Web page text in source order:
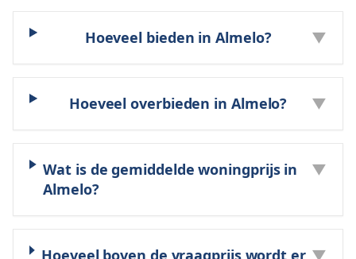
Hoeveel bieden in Almelo? ▼
Hoeveel overbieden in Almelo? ▼
Wat is de gemiddelde woningprijs in
Almelo?
▼
Hoeveel boven de vraagprijs wordt er ▼